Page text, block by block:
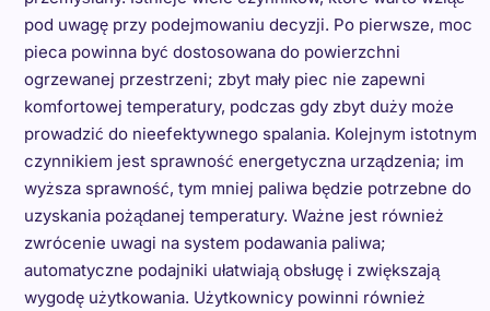
pod uwagę przy podejmowaniu decyzji. Po pierwsze, moc
pieca powinna być dostosowana do powierzchni
ogrzewanej przestrzeni; zbyt mały piec nie zapewni
komfortowej temperatury, podczas gdy zbyt duży może
prowadzić do nieefektywnego spalania. Kolejnym istotnym
czynnikiem jest sprawność energetyczna urządzenia; im
wyższa sprawność, tym mniej paliwa będzie potrzebne do
uzyskania pożądanej temperatury. Ważne jest również
zwrócenie uwagi na system podawania paliwa;
automatyczne podajniki ułatwiają obsługę i zwiększają
wygodę użytkowania. Użytkownicy powinni również